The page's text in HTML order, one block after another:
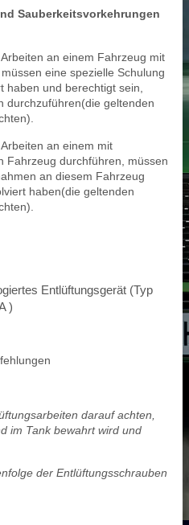
Sauberkeitsvorkehrungen
an einem Fahrzeug mit
eine spezielle Schulung
haben und berechtigt sein,
durchzuführen(die geltenden
an einem mit
Fahrzeug durchführen, müssen
an diesem Fahrzeug
haben(die geltenden
Entlüftungsgerät (Typ
)
darauf achten,
im Tank bewahrt wird und
der Entlüftungsschrauben